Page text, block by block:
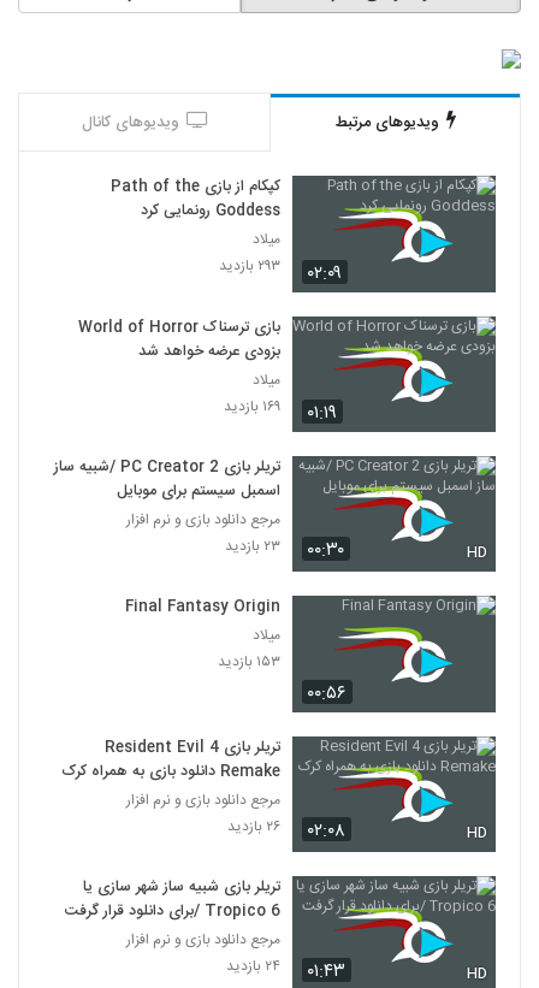
ویدیوهای مرتبط ویدیوهای کانال
۰۲:۰۹
کپکام از بازی Path of the
Goddess رونمایی کرد
میلاد
۲۹۳ بازدید
۰۱:۱۹
بازی ترسناک World of Horror
بزودی عرضه خواهد شد
میلاد
۱۶۹ بازدید
۰۰:۳۰ HD
تریلر بازی PC Creator 2 /شبیه ساز
اسمبل سیستم برای موبایل
مرجع دانلود بازی و نرم افزار
۲۳ بازدید
۰۰:۵۶
Final Fantasy Origin
میلاد
۱۵۳ بازدید
۰۲:۰۸ HD
تریلر بازی Resident Evil 4
Remake دانلود بازی به همراه کرک
مرجع دانلود بازی و نرم افزار
۲۶ بازدید
۰۱:۴۳ HD
تریلر بازی شبیه ساز شهر سازی یا
Tropico 6 /برای دانلود قرار گرفت
مرجع دانلود بازی و نرم افزار
۲۴ بازدید